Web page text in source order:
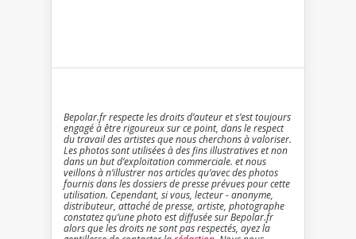
Bepolar.fr respecte les droits d’auteur et s’est toujours
engagé à être rigoureux sur ce point, dans le respect
du travail des artistes que nous cherchons à valoriser.
Les photos sont utilisées à des fins illustratives et non
dans un but d’exploitation commerciale. et nous
veillons à n’illustrer nos articles qu’avec des photos
fournis dans les dossiers de presse prévues pour cette
utilisation. Cependant, si vous, lecteur - anonyme,
distributeur, attaché de presse, artiste, photographe
constatez qu’une photo est diffusée sur Bepolar.fr
alors que les droits ne sont pas respectés, ayez la